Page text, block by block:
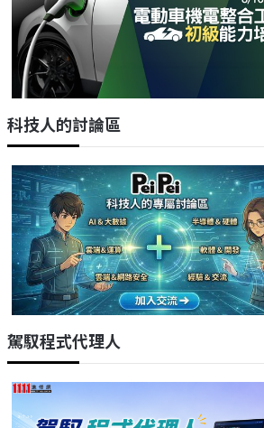
科技人的討論區
駕馭程式代理人